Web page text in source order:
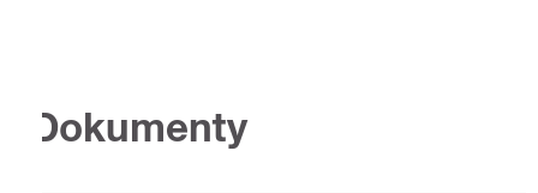
Dokumenty